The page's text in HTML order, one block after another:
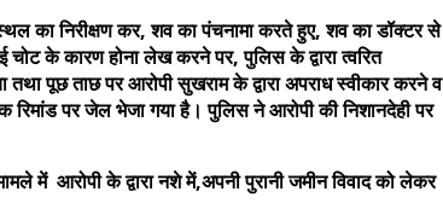
का निरीक्षण कर, शव का पंचनामा करते हुए, शव का डॉक्टर से
चोट के कारण होना लेख करने पर, पुलिस के द्वारा त्वरित
तथा पूछ ताछ पर आरोपी सुखराम के द्वारा अपराध स्वीकार करने व
रिमांड पर जेल भेजा गया है। पुलिस ने आरोपी की निशानदेही पर
में आरोपी के द्वारा नशे में,अपनी पुरानी जमीन विवाद को लेकर